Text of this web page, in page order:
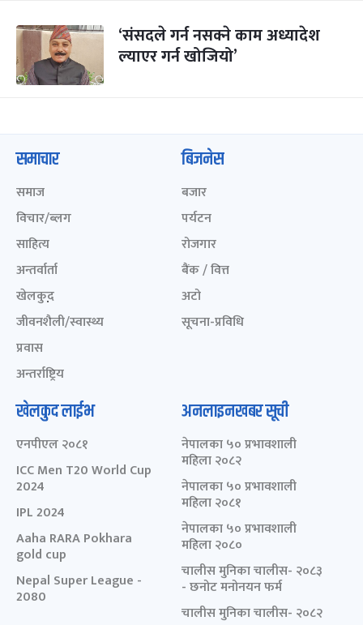
‘संसदले गर्न नसक्ने काम अध्यादेश
ल्याएर गर्न खोजियो’
समाचार
समाज
विचार/ब्लग
साहित्य
अन्तर्वार्ता
खेलकुद़़
जीवनशैली/स्वास्थ्य
प्रवास
अन्तर्राष्ट्रिय
बिजनेस
बजार
पर्यटन
रोजगार
बैंक / वित्त
अटो
सूचना-प्रविधि
खेलकुद लाईभ
एनपीएल २०८१
ICC Men T20 World Cup
2024
IPL 2024
Aaha RARA Pokhara
gold cup
Nepal Super League -
2080
अनलाइनखबर सूची
नेपालका ५० प्रभावशाली
महिला २०८२
नेपालका ५० प्रभावशाली
महिला २०८१
नेपालका ५० प्रभावशाली
महिला २०८०
चालीस मुनिका चालीस- २०८३
- छनोट मनोनयन फर्म
चालीस मुनिका चालीस- २०८२